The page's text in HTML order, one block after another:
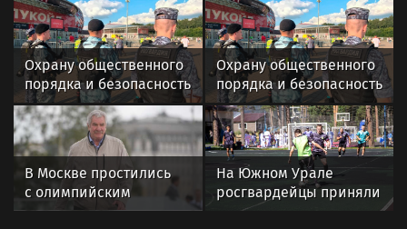
Охрану общественного
порядка и безопасность
на футбольном матче в
Москве обеспечила
Росгвардия (видео)
Охрану общественного
порядка и безопасность
на футбольном матче в
Москве обеспечила
Росгвардия
В Москве простились
с олимпийским
чемпионом Иваном
На Южном Урале
росгвардейцы приняли
участие в спортивных